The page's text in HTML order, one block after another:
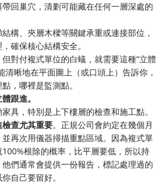
回巢穴，清剿可能藏在任何一層深處的
結構、夾層木樑等關鍵承重或連接部位，
確保核心結構安全。
對付複式單位的白蟻，就需要這種“立體
清晰地在平面圖上（或口頭上）告訴你，
，哪裡是監測點。
跟進。
具，特別是上下樓層的檢查和施工點。
查尤其重要。正規公司會約定在幾個月
再次用儀器掃描重點區域。因為複式單
根除的概率，比平層要低，所以持
們通常會提供一份報告，標記處理過的
自己要留好。